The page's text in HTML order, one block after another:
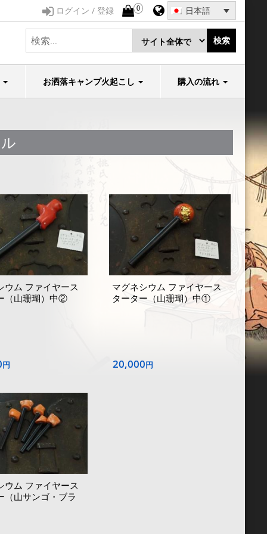
日本語
0
ログイン / 登録
検索
お洒落キャンプ火起こし 購入の流れ
ウム ファイヤース
（山珊瑚）中②
円
マグネシウム ファイヤース
ターター（山珊瑚）中①
20,000円
ウム ファイヤース
（山サンゴ・ブラ